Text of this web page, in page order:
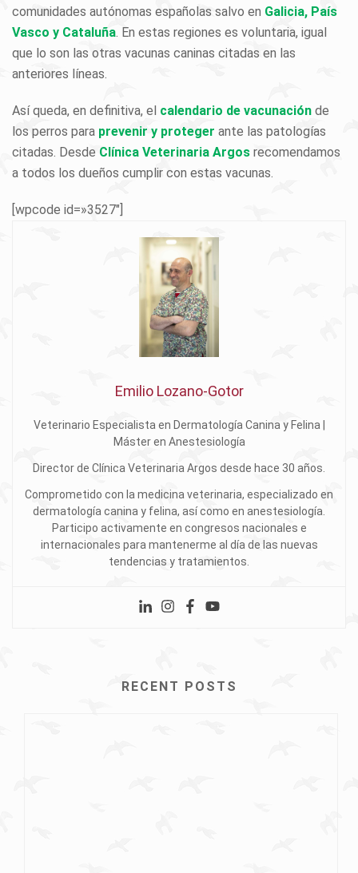
comunidades autónomas españolas salvo en Galicia, País
Vasco y Cataluña. En estas regiones es voluntaria, igual
que lo son las otras vacunas caninas citadas en las
anteriores líneas.
Así queda, en definitiva, el calendario de vacunación de
los perros para prevenir y proteger ante las patologías
citadas. Desde Clínica Veterinaria Argos recomendamos
a todos los dueños cumplir con estas vacunas.
[wpcode id=»3527″]
Emilio Lozano-Gotor
Veterinario Especialista en Dermatología Canina y Felina |
Máster en Anestesiología
Director de Clínica Veterinaria Argos desde hace 30 años.
Comprometido con la medicina veterinaria, especializado en
dermatología canina y felina, así como en anestesiología.
Participo activamente en congresos nacionales e
internacionales para mantenerme al día de las nuevas
tendencias y tratamientos.
RECENT POSTS